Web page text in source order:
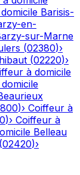
Barisis-
en-
sur-Marne
(02380)›
(02220)›
à domicile
)› Coiffeur à
)› Coiffeur à
Belleau
(02420)›